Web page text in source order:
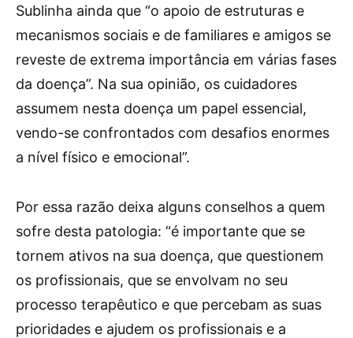
Sublinha ainda que “o apoio de estruturas e
mecanismos sociais e de familiares e amigos se
reveste de extrema importância em várias fases
da doença”. Na sua opinião, os cuidadores
assumem nesta doença um papel essencial,
vendo-se confrontados com desafios enormes
a nível físico e emocional”.
Por essa razão deixa alguns conselhos a quem
sofre desta patologia: “é importante que se
tornem ativos na sua doença, que questionem
os profissionais, que se envolvam no seu
processo terapêutico e que percebam as suas
prioridades e ajudem os profissionais e a